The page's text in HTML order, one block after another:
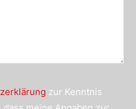
zur Kenntnis